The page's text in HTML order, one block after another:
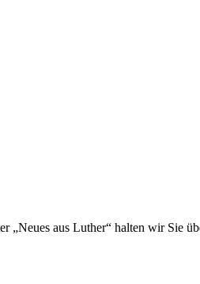
aus Luther“ halten wir Sie